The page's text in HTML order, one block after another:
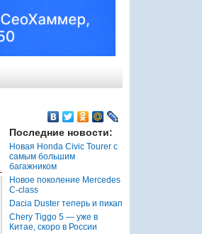
Последние новости:
Новая Honda Civic Tourer с
самым большим
багажником
Новое поколение Mercedes
C-class
Dacia Duster теперь и пикап
Chery Tiggo 5 — уже в
Китае, скоро в России